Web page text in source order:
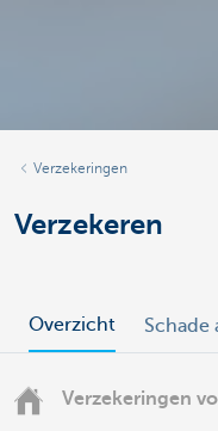
Verzekeringen
Verzekeren
Overzicht Schade
Verzekeringen